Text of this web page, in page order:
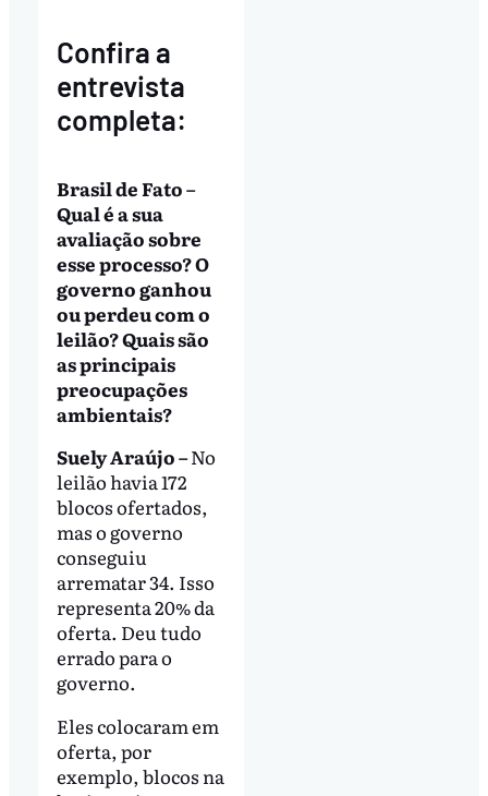
Confira a
entrevista
completa:
Brasil de Fato –
Qual é a sua
avaliação sobre
esse processo? O
governo ganhou
ou perdeu com o
leilão? Quais são
as principais
preocupações
ambientais?
Suely Araújo –No
leilão havia 172
blocos ofertados,
mas o governo
conseguiu
arrematar 34. Isso
representa 20% da
oferta. Deu tudo
errado para o
governo.
Eles colocaram em
oferta, por
exemplo, blocos na